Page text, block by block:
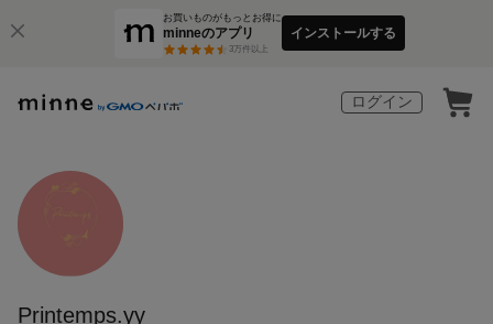
お買いものがもっとお得に
minneのアプリ
3万件以上
インストールする
ログイン
Printemps.yy